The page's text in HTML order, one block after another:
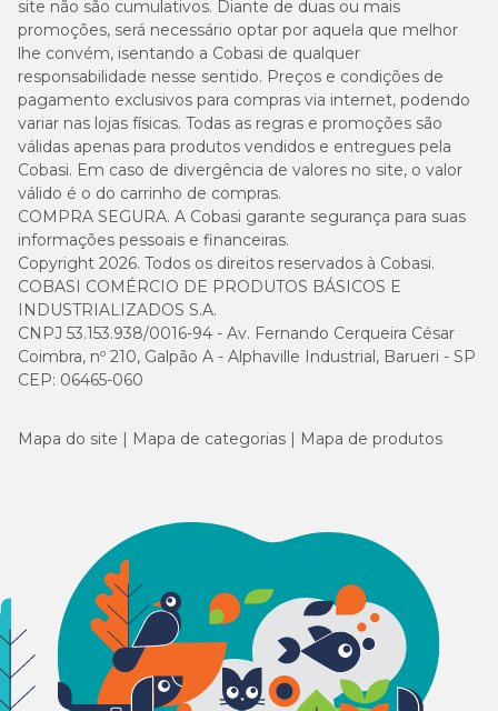
site não são cumulativos. Diante de duas ou mais
promoções, será necessário optar por aquela que melhor
lhe convém, isentando a Cobasi de qualquer
responsabilidade nesse sentido. Preços e condições de
pagamento exclusivos para compras via internet, podendo
variar nas lojas físicas. Todas as regras e promoções são
válidas apenas para produtos vendidos e entregues pela
Cobasi. Em caso de divergência de valores no site, o valor
válido é o do carrinho de compras.
COMPRA SEGURA. A Cobasi garante segurança para suas
informações pessoais e financeiras.
Copyright 2026. Todos os direitos reservados à Cobasi.
COBASI COMÉRCIO DE PRODUTOS BÁSICOS E
INDUSTRIALIZADOS S.A.
CNPJ 53.153.938/0016-94 - Av. Fernando Cerqueira César
Coimbra, nº 210, Galpão A - Alphaville Industrial, Barueri - SP
CEP: 06465-060
Mapa do site Mapa de categorias Mapa de produtos